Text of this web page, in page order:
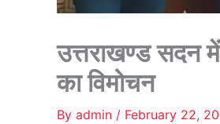
उत्तराखण्ड सदन में
का विमोचन
By admin / February 22,